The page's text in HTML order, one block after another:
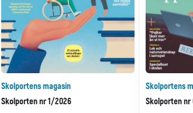
Skolportens magasin
Skolporten nr 1/2026
Skolportens
Skolporten